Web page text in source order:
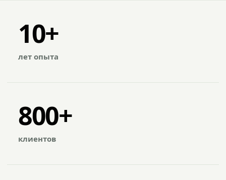
10+
лет опыта
800+
клиентов